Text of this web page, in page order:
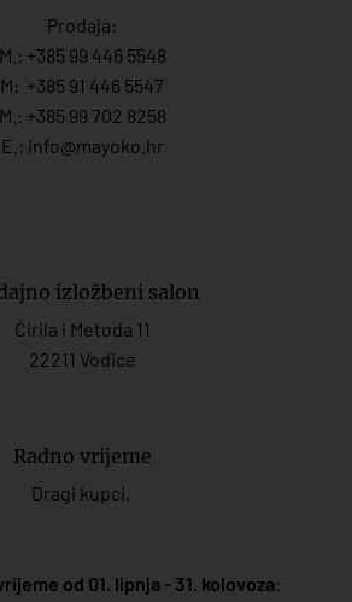
Prodaja:
M.: +385 99 446 5548
M: +385 91 446 5547
M.: +385 99 702 8258
E.: info@mayoko. hr
izložbeni salon
Ćirila i Metoda 11
22211 Vodice
Radno vrijeme
Dragi kupci,
od 01. lipnja - 31. kolovoza: